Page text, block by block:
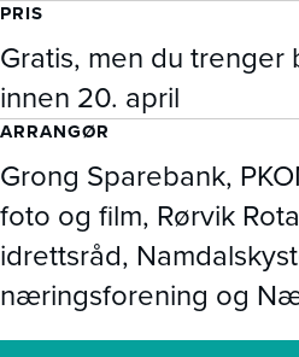
PRIS
Gratis, men du trenger
innen 20. april
ARRANGØR
Grong Sparebank,
foto og film, Rørvik
idrettsråd,
næringsforening og